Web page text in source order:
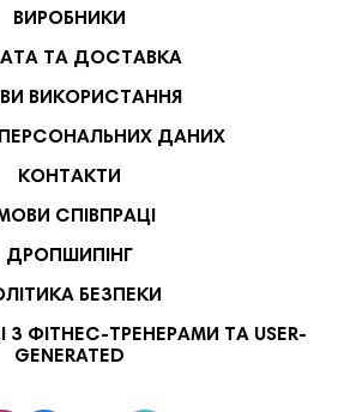
ВИРОБНИКИ
ТА ДОСТАВКА
ВИКОРИСТАННЯ
ДАНИХ
КОНТАКТИ
СПІВПРАЦІ
ДРОПШИПІНГ
БЕЗПЕКИ
З ФІТНЕС-ТРЕНЕРАМИ ТА USER-
GENERATED